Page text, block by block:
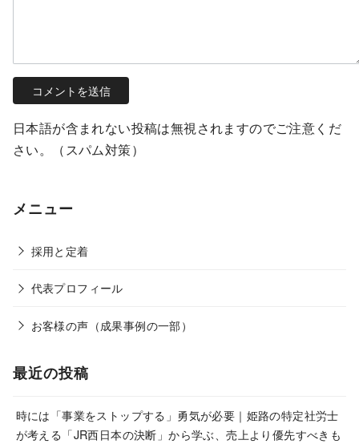
日本語が含まれない投稿は無視されますのでご注意くだ
さい。（スパム対策）
メニュー
採用と定着
代表プロフィール
お客様の声（成果事例の一部）
最近の投稿
時には「事業をストップする」勇気が必要｜姫路の特定社労士
が考える「JR西日本の決断」から学ぶ、売上より優先すべきも